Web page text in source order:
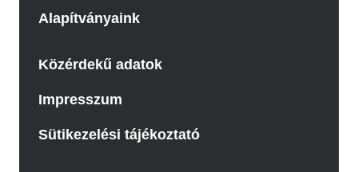
Alapítványaink
Közérdekű adatok
Impresszum
Sütikezelési tájékoztató